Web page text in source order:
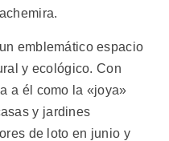
emblemático espacio
y ecológico. Con
a él como la «joya»
y jardines
de loto en junio y